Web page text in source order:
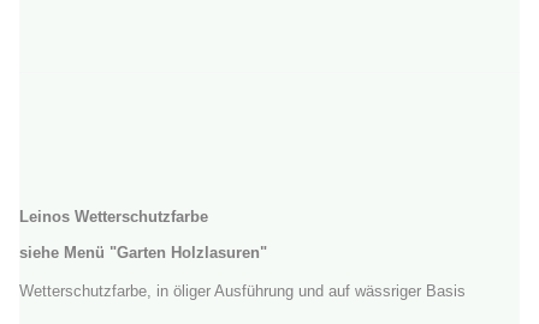
Leinos Wetterschutzfarbe
siehe Menü "Garten Holzlasuren"
Wetterschutzfarbe, in öliger Ausführung und auf wässriger Basis